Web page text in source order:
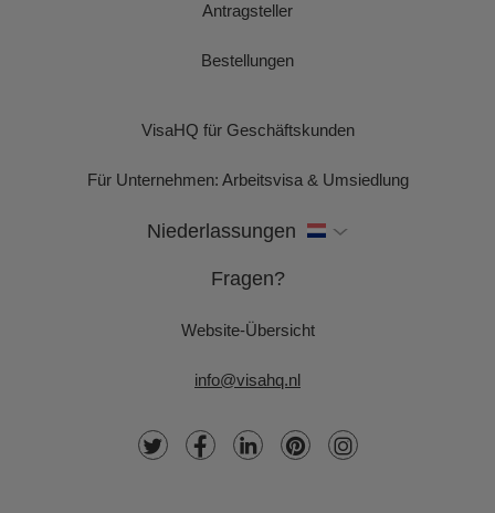
Antragsteller
Bestellungen
VisaHQ für Geschäftskunden
Für Unternehmen: Arbeitsvisa & Umsiedlung
Niederlassungen
Fragen?
Website-Übersicht
info@visahq.nl